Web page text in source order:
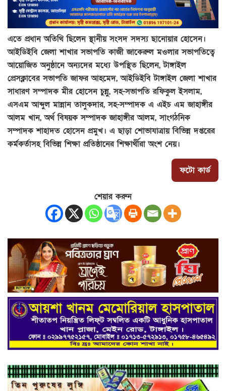
এতে প্রধান অতিথি ছিলেন স্থানীয় সংসদ সদস্য ছানোয়ার হোসেন।
আইডিইবি জেলা শাখার সভাপতি কাজী জাকেরুল মওলার সভাপতিত্বে
আয়োজিত অনুষ্ঠানে অন্যদের মধ্যে উপস্থিত ছিলেন, টাঙ্গাইল
প্রেসক্লাবের সভাপতি জাফর আহমেদ, আইডিইবি টাঙ্গাইল জেলা শাখার
সাধারণ সম্পাদক মীর হোসেন চুন্নু, সহ-সভাপতি রফিকুল ইসলাম,
এসএম আব্দুল মান্নান তালুকদার, সহ-সম্পাদক এ এইচ এম জাহাঙ্গীর
আলম খান, অর্থ বিষয়ক সম্পাদক জাহাঙ্গীর আলম, সাংগঠনিক
সম্পাদক শাহাদত হোসেন প্রমুখ। এ ছাড়া শোভাযাত্রায় বিভিন্ন দপ্তরের
কর্মকর্তাসহ বিভিন্ন শিক্ষা প্রতিষ্ঠানের শিক্ষার্থীরা অংশ নেয়।
ফটো কার্ড
শেয়ার করুন